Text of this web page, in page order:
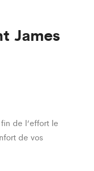
James
de l’effort le
de vos